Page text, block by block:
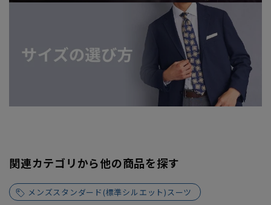
関連カテゴリから他の商品を探す
メンズスタンダード(標準シルエット)スーツ